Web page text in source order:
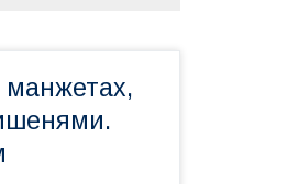
манжетах,